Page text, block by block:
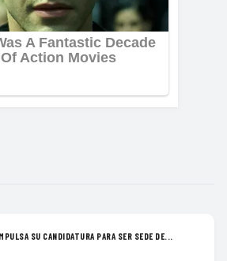
SU CANDIDATURA PARA SER SEDE DE...